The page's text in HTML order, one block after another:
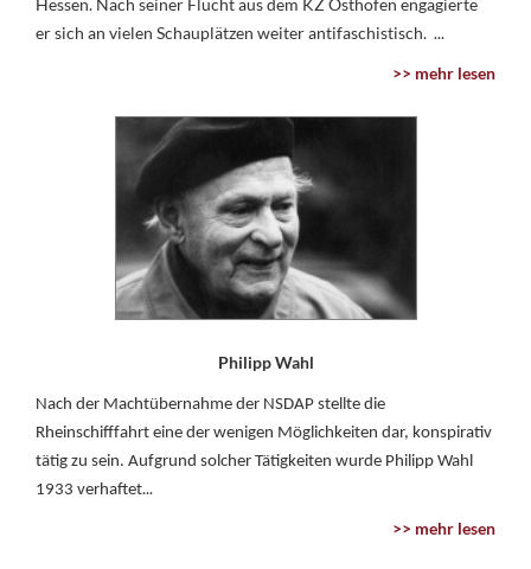
er sich an vielen Schauplätzen weiter antifaschistisch. ...
>> mehr lesen
Philipp Wahl
Nach der Machtübernahme der NSDAP stellte die
Rheinschifffahrt eine der wenigen Möglichkeiten dar, konspirativ
tätig zu sein. Aufgrund solcher Tätigkeiten wurde Philipp Wahl
1933 verhaftet...
>> mehr lesen